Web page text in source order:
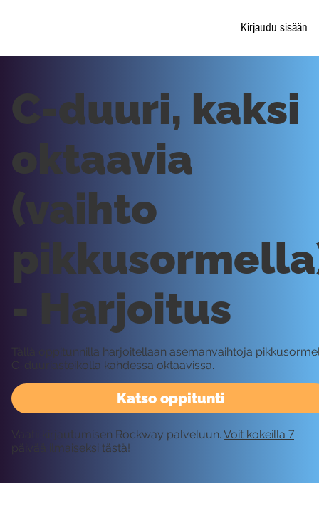
Kirjaudu sisään
Katso oppitunti
C-duuri, kaksi
oktaavia
(vaihto
- Harjoitus
Tällä oppitunnilla harjoitellaan asemanvaihtoja
C-duuriasteikolla kahdessa oktaavissa.
Vaatii kirjautumisen Rockway palveluun. Voit kokeilla 7
päivää ilmaiseksi tästä!